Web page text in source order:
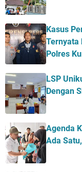
Kasus
Ternyata
Polres
LSP
Dengan
Agenda
Ada